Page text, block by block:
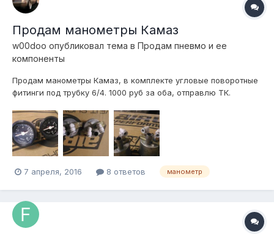
Продам манометры Камаз
w00doo опубликовал тема в Продам пневмо и ее
компоненты
Продам манометры Камаз, в комплекте угловые поворотные
фитинги под трубку 6/4. 1000 руб за оба, отправлю ТК.
7 апреля, 2016 8 ответов манометр